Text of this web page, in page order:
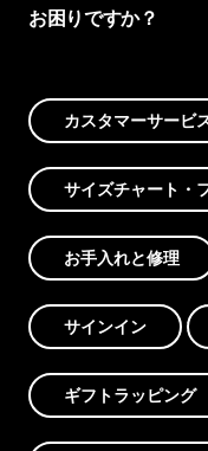
お困りですか？
カスタマーサービ
サイズチャート・
お手入れと修理
サインイン
ギフトラッピング